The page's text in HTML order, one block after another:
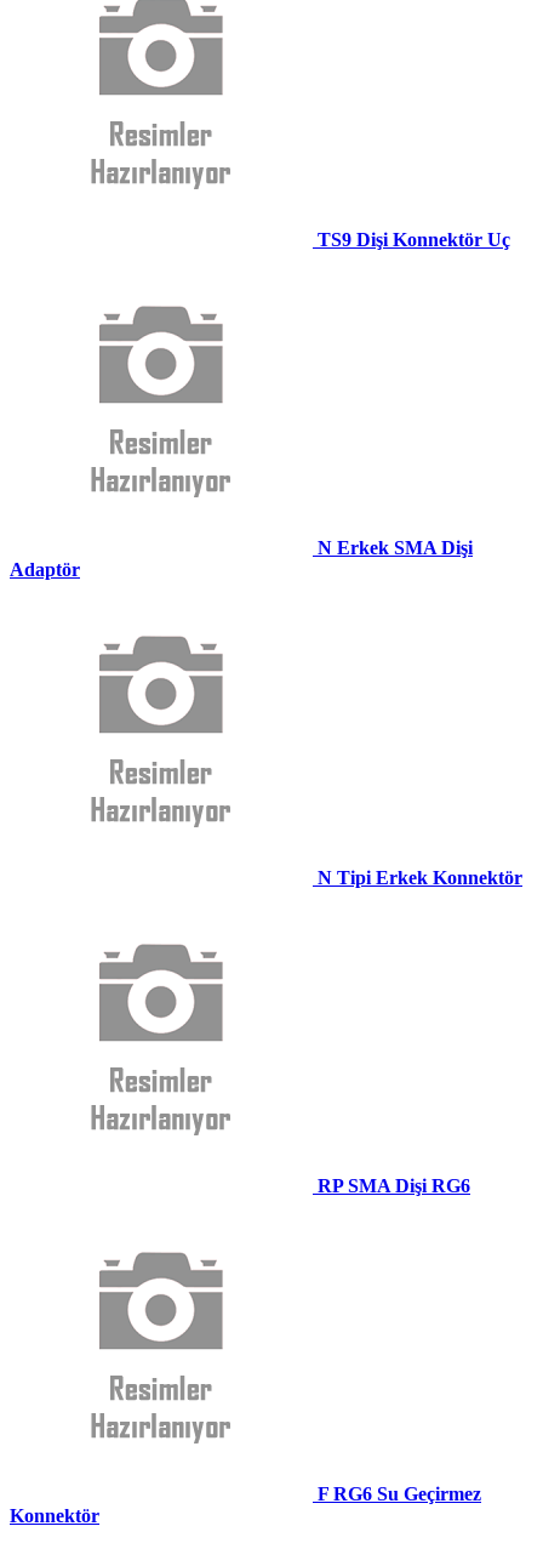
TS9 Dişi Konnektör Uç
N Erkek SMA Dişi
Adaptör
N Tipi Erkek Konnektör
RP SMA Dişi RG6
F RG6 Su Geçirmez
Konnektör